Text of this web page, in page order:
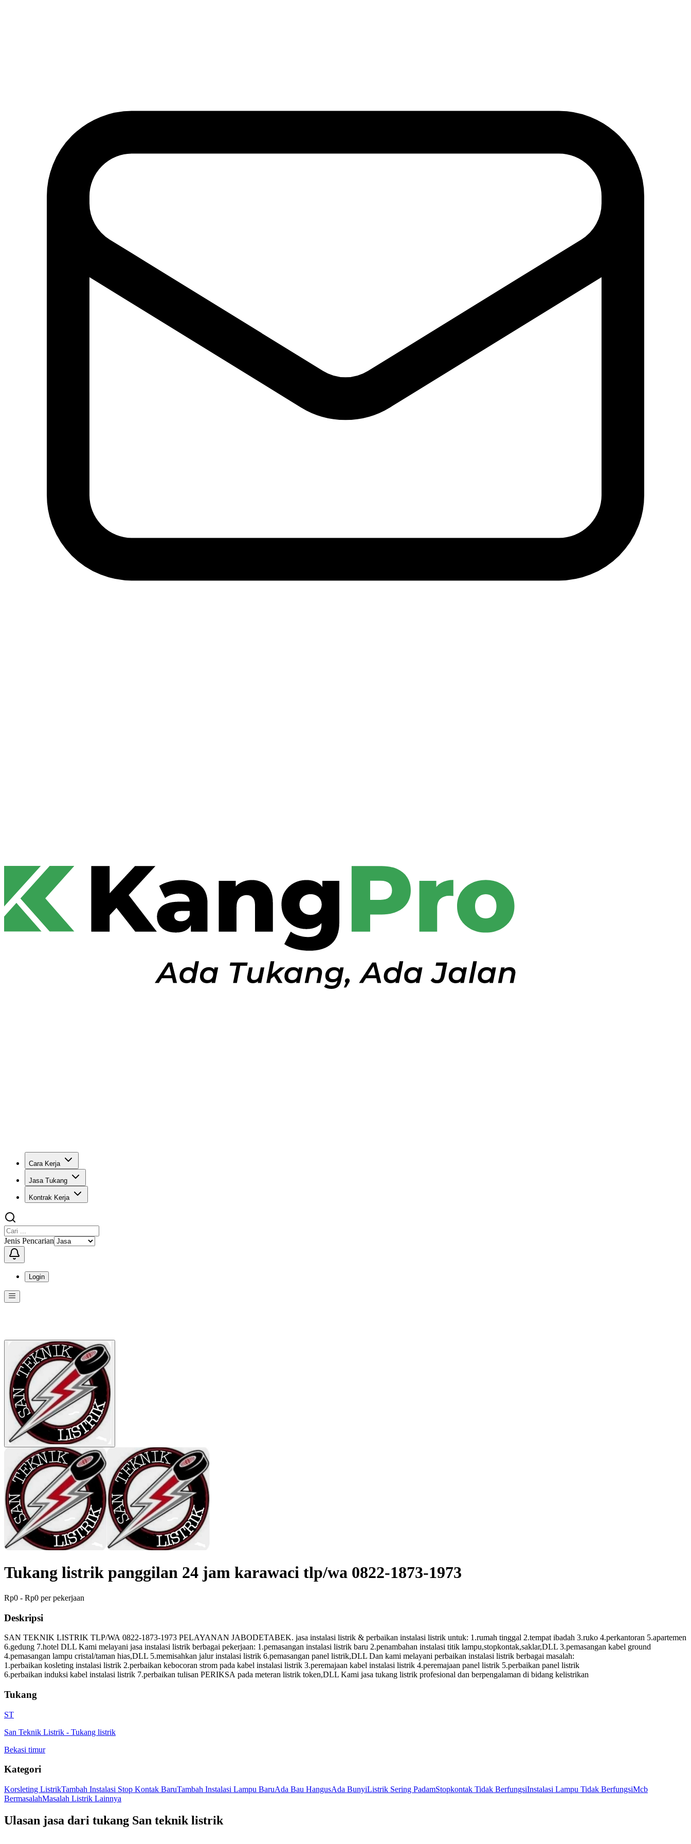
Cara Kerja
Jasa Tukang
Kontrak Kerja
Jenis Pencarian
Login
Menu ini berisi navigasi untuk mengakses fitur-fitur di KangPro
Tukang listrik panggilan 24 jam karawaci tlp/wa 0822-1873-1973
Rp0 - Rp0 per pekerjaan
Deskripsi
SAN TEKNIK LISTRIK TLP/WA 0822-1873-1973 PELAYANAN JABODETABEK. jasa instalasi listrik & perbaikan instalasi listrik untuk: 1.rumah tinggal 2.tempat ibadah 3.ruko 4.perkantoran 5.apartemen
6.gedung 7.hotel DLL Kami melayani jasa instalasi listrik berbagai pekerjaan: 1.pemasangan instalasi listrik baru 2.penambahan instalasi titik lampu,stopkontak,saklar,DLL 3.pemasangan kabel ground
4.pemasangan lampu cristal/taman hias,DLL 5.memisahkan jalur instalasi listrik 6.pemasangan panel listrik,DLL Dan kami melayani perbaikan instalasi listrik berbagai masalah:
1.perbaikan kosleting instalasi listrik 2.perbaikan kebocoran strom pada kabel instalasi listrik 3.peremajaan kabel instalasi listrik 4.peremajaan panel listrik 5.perbaikan panel listrik
6.perbaikan induksi kabel instalasi listrik 7.perbaikan tulisan PERIKSA pada meteran listrik token,DLL Kami jasa tukang listrik profesional dan berpengalaman di bidang kelistrikan
Tukang
ST
San Teknik Listrik - Tukang listrik
Bekasi timur
Kategori
Korsleting ListrikTambah Instalasi Stop Kontak BaruTambah Instalasi Lampu BaruAda Bau HangusAda BunyiListrik Sering PadamStopkontak Tidak BerfungsiInstalasi Lampu Tidak BerfungsiMcb
BermasalahMasalah Listrik Lainnya
Ulasan jasa dari tukang San teknik listrik